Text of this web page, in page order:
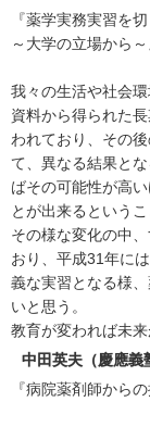
『薬学実務実習を
～大学の立場から～
我々の生活や社会
資料から得られた
われており、その
て、異なる結果と
ばその可能性が高い
とが出来るというこ
その様な変化の中
おり、平成31年に
義な実習となる様
いと思う。
教育が変われば未
中田英夫（慶應義
『病院薬剤師から